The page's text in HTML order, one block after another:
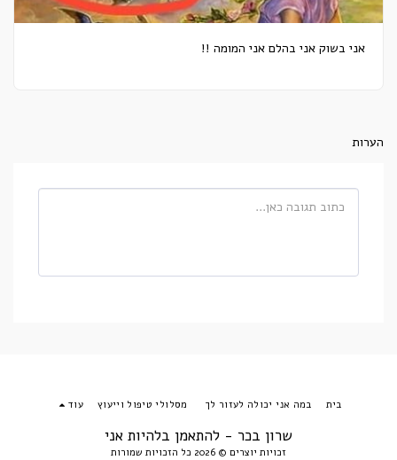
אני בשוק אני בהלם אני המומה !!
הערות
שרון בכר - להתאמן בלהיות אני
זכויות יוצרים © 2026 כל הזכויות שמורות
בית במה אני יכולה לעזור לך מסלולי טיפול וייעוץ עוד